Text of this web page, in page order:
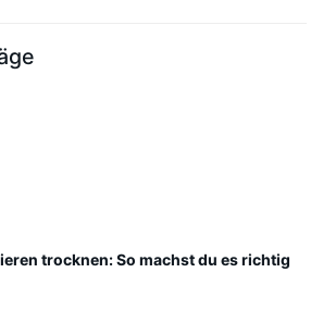
trocknen: So machst du es richtig